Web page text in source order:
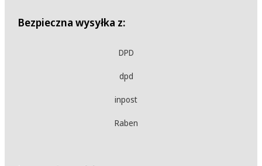
Bezpieczna wysyłka z:
DPD
dpd
inpost
Raben